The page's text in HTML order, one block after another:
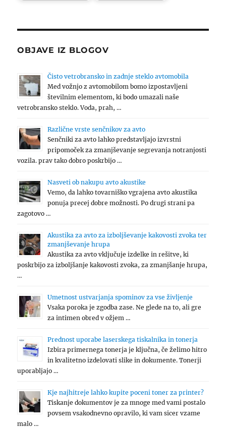
OBJAVE IZ BLOGOV
Čisto vetrobransko in zadnje steklo avtomobila
Med vožnjo z avtomobilom bomo izpostavljeni
številnim elementom, ki bodo umazali naše
vetrobransko steklo. Voda, prah, …
Različne vrste senčnikov za avto
Senčniki za avto lahko predstavljajo izvrstni
pripomoček za zmanjševanje segrevanja notranjosti
vozila. prav tako dobro poskrbijo …
Nasveti ob nakupu avto akustike
Vemo, da lahko tovarniško vgrajena avto akustika
ponuja precej dobre možnosti. Po drugi strani pa
zagotovo …
Akustika za avto za izboljševanje kakovosti zvoka ter
zmanjševanje hrupa
Akustika za avto vključuje izdelke in rešitve, ki
poskrbijo za izboljšanje kakovosti zvoka, za zmanjšanje hrupa,
…
Umetnost ustvarjanja spominov za vse življenje
Vsaka poroka je zgodba zase. Ne glede na to, ali gre
za intimen obred v ožjem …
Prednost uporabe laserskega tiskalnika in tonerja
Izbira primernega tonerja je ključna, če želimo hitro
in kvalitetno izdelovati slike in dokumente. Tonerji
uporabljajo …
Kje najhitreje lahko kupite poceni toner za printer?
Tiskanje dokumentov je za mnoge med vami postalo
povsem vsakodnevno opravilo, ki vam sicer vzame
malo …